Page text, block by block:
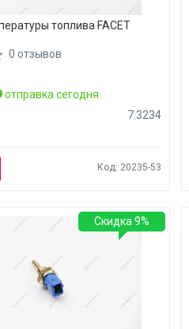
топлива FACET
0 отзывов
отправка сегодня
7.3234
Код: 20235-53
Скидка 9%